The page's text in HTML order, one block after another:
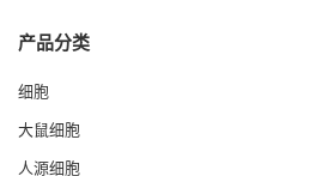
产品分类
细胞
大鼠细胞
人源细胞